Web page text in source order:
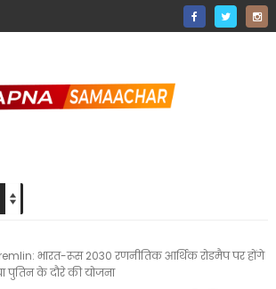
भारत-रूस 2030 रणनीतिक आर्थिक रोडमैप पर होंगे
पुतिन के दौरे की योजना